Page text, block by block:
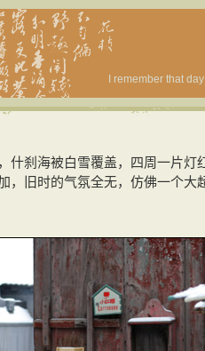
I remember that
什刹海被白雪覆盖，四周一片灯
，旧时的气氛全无，仿佛一个大